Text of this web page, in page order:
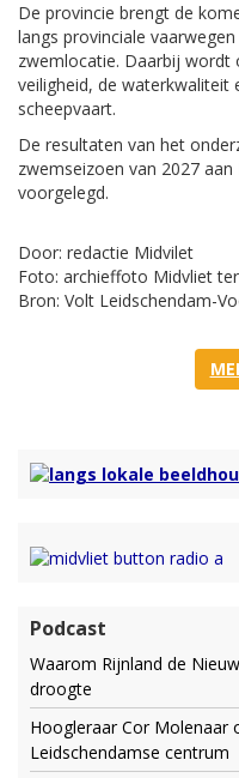
De provincie brengt de
langs provinciale
zwemlocatie. Daarbij wordt
veiligheid, de waterkwaliteit
scheepvaart.
De resultaten van het
zwemseizoen van 2027
voorgelegd.
Door: redactie Midvilet
Foto: archieffoto Midvliet
Bron: Volt Leidschendam-
Podcast
Waarom Rijnland de
droogte
Hoogleraar Cor Molenaar
Leidschendamse centrum